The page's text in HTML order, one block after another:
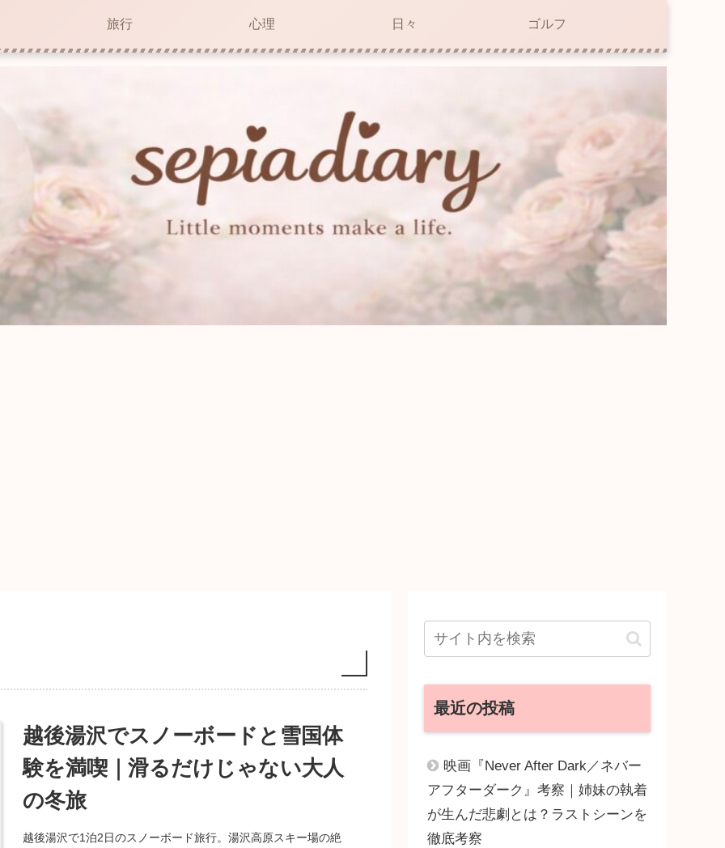
旅行 心理 日々 ゴルフ
越後湯沢でスノーボードと雪国体
験を満喫｜滑るだけじゃない大人
の冬旅
越後湯沢で1泊2日のスノーボード旅行。湯沢高原スキー場の絶
最近の投稿
映画『Never After Dark／ネバー
アフターダーク』考察｜姉妹の執着
が生んだ悲劇とは？ラストシーンを
徹底考察